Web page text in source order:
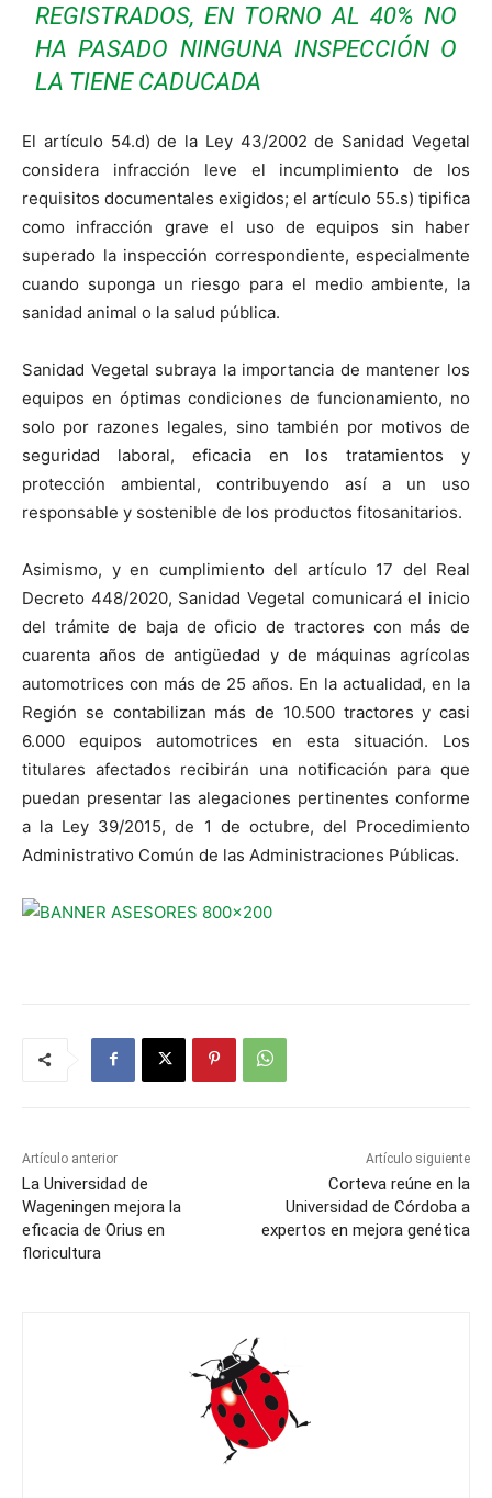
REGISTRADOS, EN TORNO AL 40% NO
HA PASADO NINGUNA INSPECCIÓN O
LA TIENE CADUCADA
El artículo 54.d) de la Ley 43/2002 de Sanidad Vegetal
considera infracción leve el incumplimiento de los
requisitos documentales exigidos; el artículo 55.s) tipifica
como infracción grave el uso de equipos sin haber
superado la inspección correspondiente, especialmente
cuando suponga un riesgo para el medio ambiente, la
sanidad animal o la salud pública.
Sanidad Vegetal subraya la importancia de mantener los
equipos en óptimas condiciones de funcionamiento, no
solo por razones legales, sino también por motivos de
seguridad laboral, eficacia en los tratamientos y
protección ambiental, contribuyendo así a un uso
responsable y sostenible de los productos fitosanitarios.
Asimismo, y en cumplimiento del artículo 17 del Real
Decreto 448/2020, Sanidad Vegetal comunicará el inicio
del trámite de baja de oficio de tractores con más de
cuarenta años de antigüedad y de máquinas agrícolas
automotrices con más de 25 años. En la actualidad, en la
Región se contabilizan más de 10.500 tractores y casi
6.000 equipos automotrices en esta situación. Los
titulares afectados recibirán una notificación para que
puedan presentar las alegaciones pertinentes conforme
a la Ley 39/2015, de 1 de octubre, del Procedimiento
Administrativo Común de las Administraciones Públicas.
Artículo anterior
La Universidad de
Wageningen mejora la
eficacia de Orius en
floricultura
Artículo siguiente
Corteva reúne en la
Universidad de Córdoba a
expertos en mejora genética